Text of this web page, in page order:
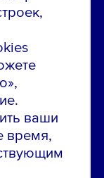
ваши
время,
1-й